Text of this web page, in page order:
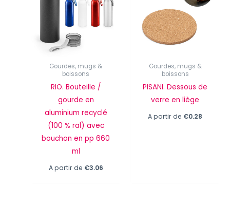
Gourdes, mugs &
boissons
RIO. Bouteille /
gourde en
aluminium recyclé
(100 % ral) avec
bouchon en pp 660
ml
A partir de €3.06
Gourdes, mugs &
boissons
PISANI. Dessous de
verre en liège
A partir de €0.28